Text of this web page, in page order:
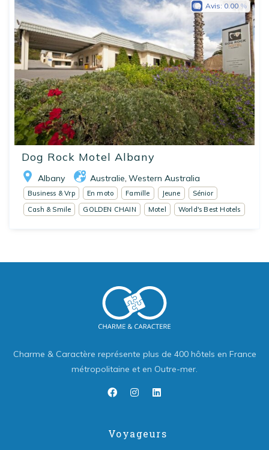
Dog Rock Motel Albany
Albany Australie Western Australia
Avis: 0.00
Business & Vrp En moto Famille Jeune
Sénior
Cash & Smile
GOLDEN CHAIN Motel World's Best Hotels
Charme & Caractère représente plus de 400 hôtels en France
métropolitaine et en Outre-mer.
Voyageurs